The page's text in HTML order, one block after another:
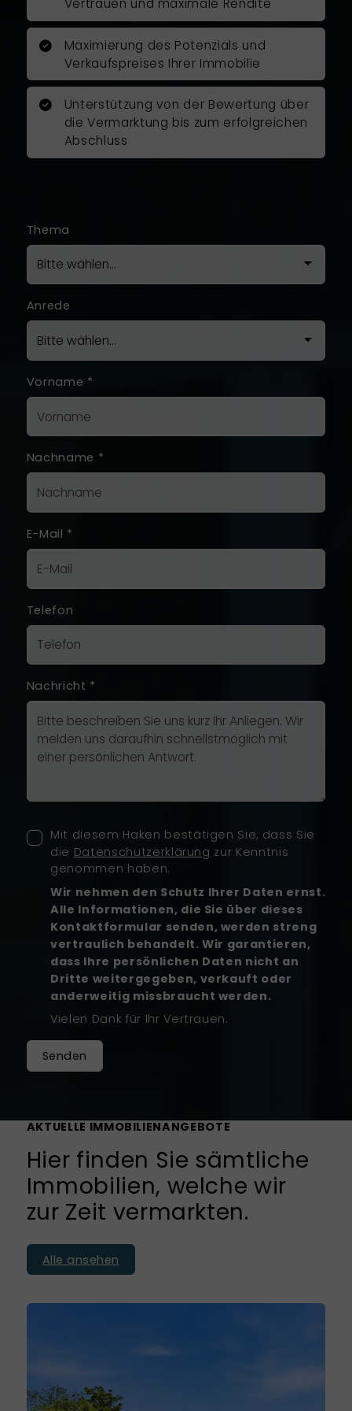
Ich kann Herrn Rosenboom als
Immobilienfachmann
uneingeschränkt empfehlen und
Wege noch mal ganz herzlich für
die gute und vertrauensvolle
Zusammenarbeit bedanken!
Vertrauen und maximale Rendite
Maximierung des Potenzials und
Verkaufspreises Ihrer Immobilie
Unterstützung von der Bewertung über
die Vermarktung bis zum erfolgreichen
Abschluss
Thema
Anrede
Vorname *
Nachname *
E-Mail *
Telefon
Nachricht *
Mit diesem Haken bestätigen Sie, dass Sie
die Datenschutzerklärung zur Kenntnis
genommen haben.
Wir nehmen den Schutz Ihrer Daten ernst.
Alle Informationen, die Sie über dieses
Kontaktformular senden, werden streng
vertraulich behandelt. Wir garantieren,
dass Ihre persönlichen Daten nicht an
Dritte weitergegeben, verkauft oder
anderweitig missbraucht werden.
Vielen Dank für Ihr Vertrauen.
Senden
AKTUELLE IMMOBILIENANGEBOTE
Hier finden Sie sämtliche
Immobilien, welche wir
zur Zeit vermarkten.
Alle ansehen